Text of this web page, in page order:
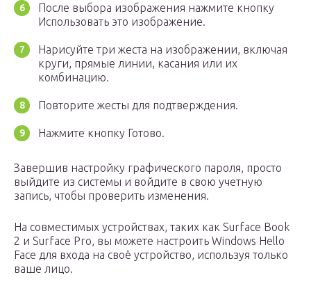
После выбора изображения нажмите кнопку
Использовать это изображение.
Нарисуйте три жеста на изображении, включая
круги, прямые линии, касания или их
комбинацию.
Повторите жесты для подтверждения.
Нажмите кнопку Готово.
Завершив настройку графического пароля, просто
выйдите из системы и войдите в свою учетную
запись, чтобы проверить изменения.
На совместимых устройствах, таких как Surface Book
2 и Surface Pro, вы можете настроить Windows Hello
Face для входа на своё устройство, используя только
ваше лицо.